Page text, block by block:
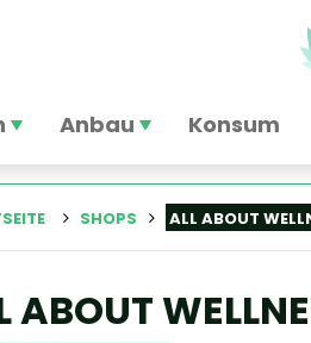
Anbau Konsum
SHOPS ALL ABOUT
ABOUT